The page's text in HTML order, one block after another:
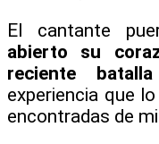
El cantante
abierto su
reciente
experiencia que
encontradas de